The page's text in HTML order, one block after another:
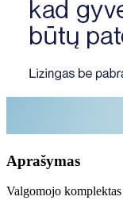
Aprašymas
Valgomojo